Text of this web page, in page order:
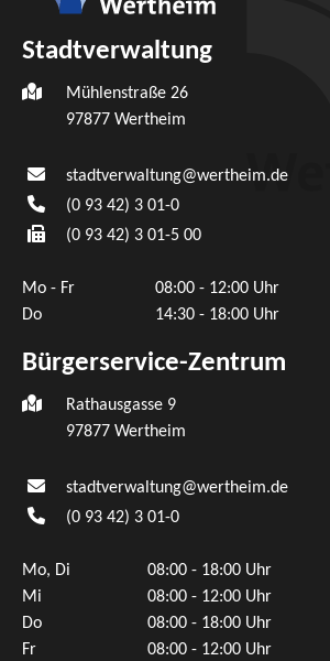
Stadtverwaltung
Mühlenstraße 26
97877 Wertheim
stadtverwaltung@wertheim.de
(0 93 42) 3 01-0
(0 93 42) 3 01-5 00
Mo - Fr
08:00 - 12:00 Uhr
Do
14:30 - 18:00 Uhr
Bürgerservice-Zentrum
Rathausgasse 9
97877 Wertheim
stadtverwaltung@wertheim.de
(0 93 42) 3 01-0
Mo, Di
08:00 - 18:00 Uhr
Mi
08:00 - 12:00 Uhr
Do
08:00 - 18:00 Uhr
Fr
08:00 - 12:00 Uhr